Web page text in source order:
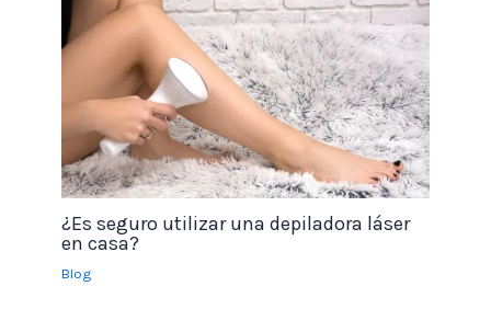
¿Es seguro utilizar una depiladora láser
en casa?
Blog